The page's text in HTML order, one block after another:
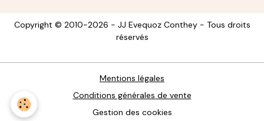
Copyright © 2010-2026 - JJ Evequoz Conthey - Tous droits
réservés
Mentions légales
Conditions générales de vente
Gestion des cookies